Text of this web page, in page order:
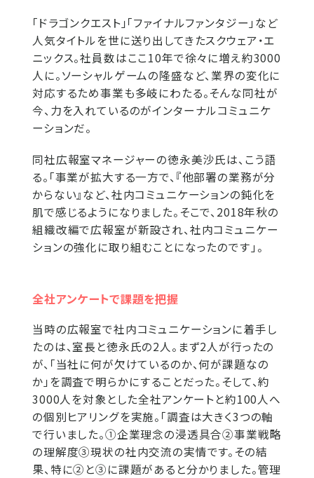
「ドラゴンクエスト」「ファイナルファンタジー」など
人気タイトルを世に送り出してきたスクウェア・エ
ニックス。社員数はここ10年で徐々に増え約3000
人に。ソーシャルゲームの隆盛など、業界の変化に
対応するため事業も多岐にわたる。そんな同社が
今、力を入れているのがインターナルコミュニケ
ーションだ。
同社広報室マネージャーの徳永美沙氏は、こう語
る。「事業が拡大する一方で、『他部署の業務が分
からない』など、社内コミュニケーションの鈍化を
肌で感じるようになりました。そこで、2018年秋の
組織改編で広報室が新設され、社内コミュニケー
ションの強化に取り組むことになったのです」。
全社アンケートで課題を把握
当時の広報室で社内コミュニケーションに着手し
たのは、室長と徳永氏の2人。まず2人が行ったの
が、「当社に何が欠けているのか、何が課題なの
か」を調査で明らかにすることだった。そして、約
3000人を対象とした全社アンケートと約100人へ
の個別ヒアリングを実施。「調査は大きく3つの軸
で行いました。①企業理念の浸透具合②事業戦略
の理解度③現状の社内交流の実情です。その結
果、特に②と③に課題があると分かりました。管理